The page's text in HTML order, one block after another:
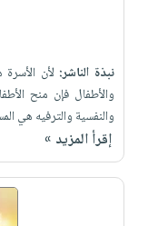
نبذة الناشر: لأن
والأطفال فإن منح
والنفسية والترفيه هي
إقرأ المزيد »